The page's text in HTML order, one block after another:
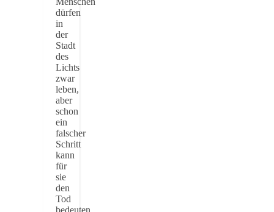
dürfen
in
der
Stadt
des
Lichts
zwar
leben,
aber
schon
ein
falscher
Schritt
kann
für
sie
den
Tod